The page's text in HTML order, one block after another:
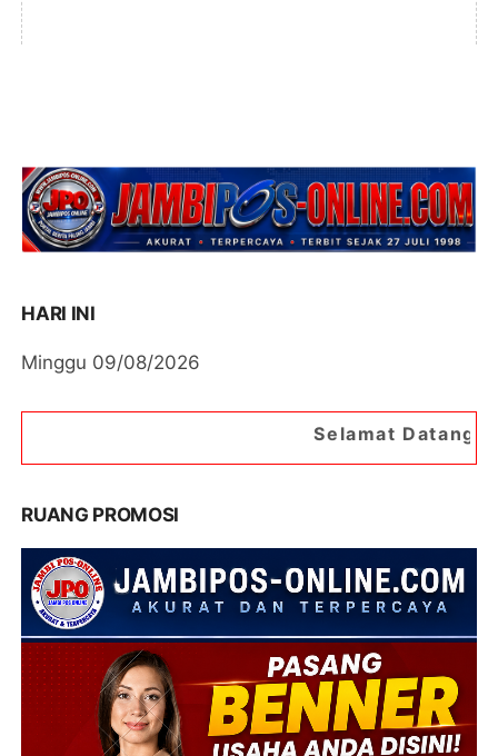
HARI INI
Minggu 09/08/2026
Selamat Datang di Portal Berita
RUANG PROMOSI